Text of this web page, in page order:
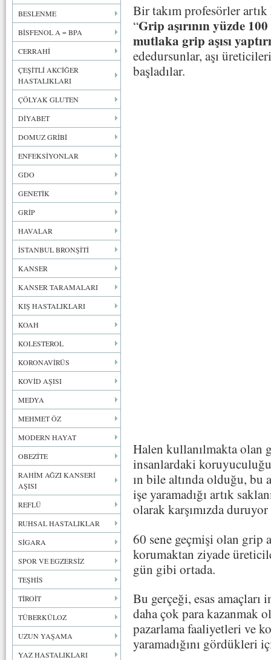
BESLENME
BİSFENOL A = BPA
CERRAHİ
ÇEŞİTLİ AKCİĞER
HASTALIKLARI
ÇÖLYAK GLUTEN
DİYABET
DOMUZ GRİBİ
ENFEKSİYONLAR
GDO
GENETİK
GRİP
HAVALAR
İSTANBUL BRONŞİTİ
KANSER
KANSER TARAMALARI
KIŞ HASTALIKLARI
KOAH
KOLESTEROL
KORONAVİRÜS
KOVİD AŞISI
MEDYA
MEHMET ÖZ
MODERN HAYAT
OBEZİTE
RAHİM AĞZI KANSERİ
AŞISI
REFLÜ
RUHSAL HASTALIKLAR
SİGARA
SPOR VE EGZERSİZ
TEŞHİS
TİROİT
TÜBERKÜLOZ
UZUN YAŞAMA
YAZ HASTALIKLARI
Bir takım profesörler
“Grip aşırının yüzde
mutlaka grip aşısı
ededursunlar, aşı
başladılar.
Halen kullanılmakta olan
insanlardaki
ın bile altında olduğu, bu
işe yaramadığı artık
olarak karşımızda
60 sene geçmişi olan grip
korumaktan ziyade
gün gibi ortada.
Bu gerçeği, esas amaçları
daha çok para kazanmak
pazarlama faaliyetleri ve
yaramadığını gördükleri